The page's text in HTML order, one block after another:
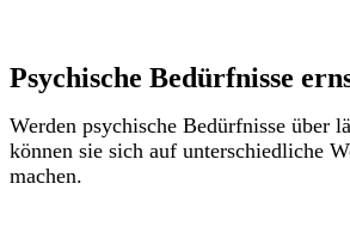
Psychische Bedürfnisse
Werden psychische Bedürfnisse über
können sie sich auf unterschiedliche
machen.